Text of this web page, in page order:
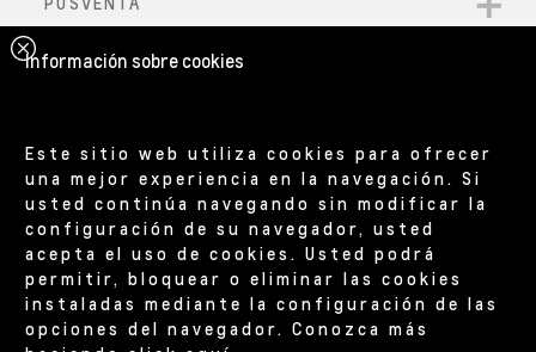
Información sobre cookies
Este sitio web utiliza cookies para ofrecer
una mejor experiencia en la navegación. Si
usted continúa navegando sin modificar la
configuración de su navegador, usted
acepta el uso de cookies. Usted podrá
permitir, bloquear o eliminar las cookies
instaladas mediante la configuración de las
opciones del navegador. Conozca más